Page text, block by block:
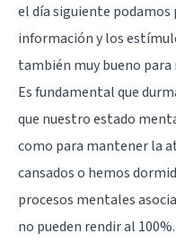
el día siguiente
información y los
también muy bueno
Es fundamental que
que nuestro estado
como para mantener la
cansados o hemos
procesos mentales
no pueden rendir al